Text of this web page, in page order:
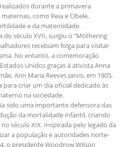
durante a primavera
como Reia e Cibele,
e da maternidade.
do século XVII, surgiu o “Mothering
recebiam folga para visitar
No entanto, a comemoração
Unidos graças à ativista Anna
Ann Maria Reeves Jarvis, em 1905,
criar um dia oficial dedicado às
na sociedade.
sido uma importante defensora das
da mortalidade infantil, criando
século XIX. Inspirada pelo legado da
a população e autoridades norte-
o presidente Woodrow Wilson